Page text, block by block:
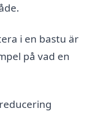
i en bastu är
på vad en